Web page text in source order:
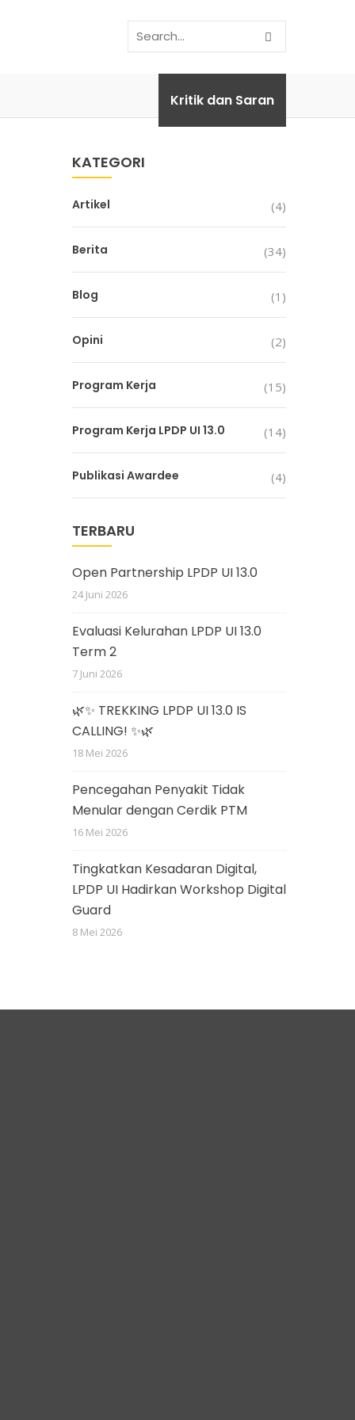
Kritik dan Saran
Back To Home
KATEGORI
Artikel (4)
Berita (34)
Blog (1)
Opini (2)
Program Kerja (15)
Program Kerja LPDP UI 13.0 (14)
Publikasi Awardee (4)
TERBARU
Open Partnership LPDP UI 13.0
24 Juni 2026
Evaluasi Kelurahan LPDP UI 13.0
Term 2
7 Juni 2026
🌿✨ TREKKING LPDP UI 13.0 IS
CALLING! ✨🌿
18 Mei 2026
Pencegahan Penyakit Tidak
Menular dengan Cerdik PTM
16 Mei 2026
Tingkatkan Kesadaran Digital,
LPDP UI Hadirkan Workshop Digital
Guard
8 Mei 2026